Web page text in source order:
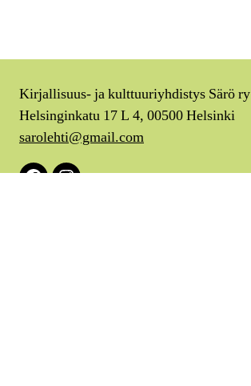
Kirjallisuus- ja kulttuuriyhdistys Särö ry
Helsinginkatu 17 L 4, 00500 Helsinki
sarolehti@gmail.com